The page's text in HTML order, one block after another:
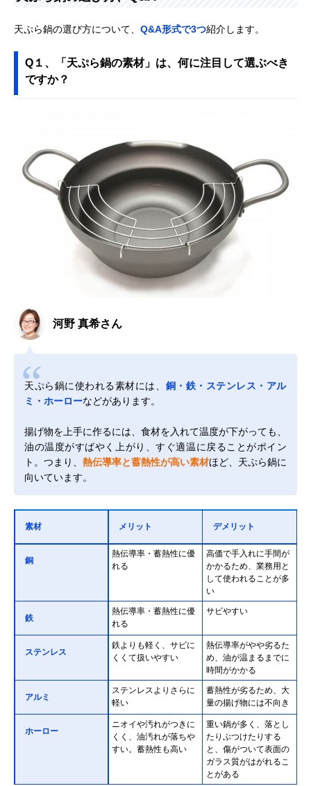
天ぷら鍋の選び方について、 Q&A形式で3つ紹介します。
Q１、「天ぷら鍋の素材」は、何に注目して選ぶべき
ですか？
河野 真希さん
天ぷら鍋に使われる素材には、 銅・鉄・ステンレス・アル
ミ・ホーローなどがあります。
揚げ物を上手に作るには、食材を入れて温度が下がっても、
油の温度がすばやく上がり、すぐ適温に戻ることがポイン
ト。つまり、 熱伝導率と蓄熱性が高い素材ほど、天ぷら鍋に
向いています。
素材 メリット デメリット
銅
熱伝導率・蓄熱性に優
れる
高価で手入れに手間が
かかるため、業務用と
して使われることが多
い
鉄
熱伝導率・蓄熱性に優
れる
サビやすい
ステンレス
鉄よりも軽く、サビに
くくて扱いやすい
熱伝導率がやや劣るた
め、油が温まるまでに
時間がかかる
アルミ
ステンレスよりさらに
軽い
蓄熱性が劣るため、大
量の揚げ物には不向き
ホーロー
ニオイや汚れがつきに
くく、油汚れが落ちや
すい。蓄熱性も高い
重い鍋が多く、落とし
たりぶつけたりする
と、傷がついて表面の
ガラス質がはがれるこ
とがある